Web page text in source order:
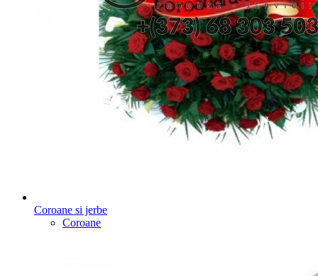
Coroane si jerbe
Coroane